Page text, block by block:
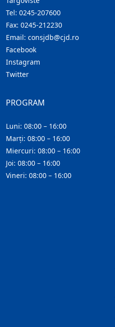
Tel: 0245-207600
Fax: 0245-212230
Email: consjdb@cjd.ro
Facebook
Instagram
Twitter
PROGRAM
Luni: 08:00 – 16:00
Marți: 08:00 – 16:00
Miercuri: 08:00 – 16:00
Joi: 08:00 – 16:00
Vineri: 08:00 – 16:00